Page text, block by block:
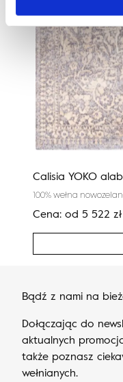
Calisia YOKO
100% wełna
Cena: od 5 522 zł
Bądź z nami na
Dołączając do
aktualnych
także poznasz
wełnianych.